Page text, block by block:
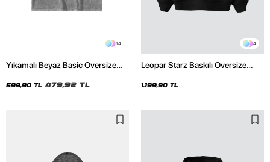
14
Yıkamalı Beyaz Basic Oversize
599,90 TL 479,92 TL
4
Leopar Starz Baskılı Oversize
1.199,90 TL